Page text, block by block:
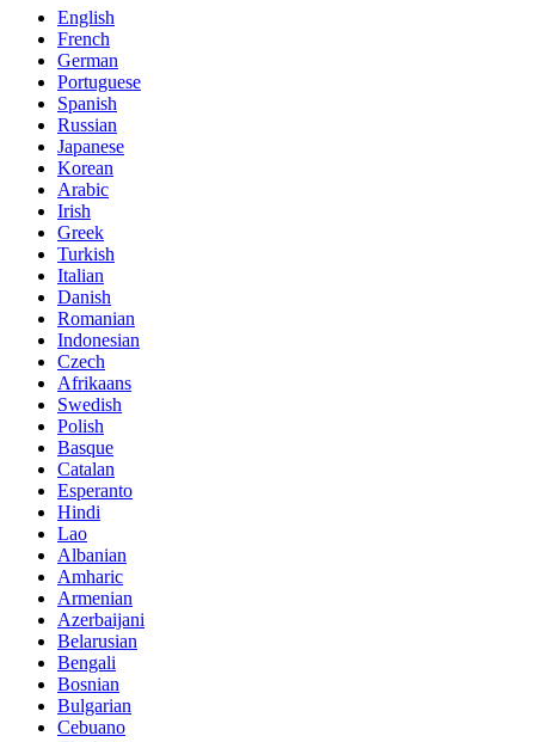
English
French
German
Portuguese
Spanish
Russian
Japanese
Korean
Arabic
Irish
Greek
Turkish
Italian
Danish
Romanian
Indonesian
Czech
Afrikaans
Swedish
Polish
Basque
Catalan
Esperanto
Hindi
Lao
Albanian
Amharic
Armenian
Azerbaijani
Belarusian
Bengali
Bosnian
Bulgarian
Cebuano